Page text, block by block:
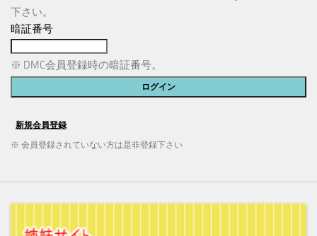
下さい。
暗証番号
※ DMC会員登録時の暗証番号。
※ 会員登録されていない方は是非登録下さい